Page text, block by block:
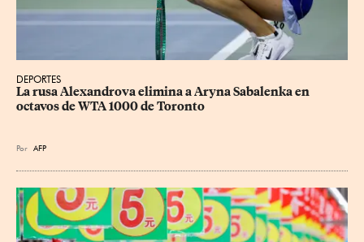
DEPORTES
La rusa Alexandrova elimina a Aryna Sabalenka en
octavos de WTA 1000 de Toronto
Por AFP